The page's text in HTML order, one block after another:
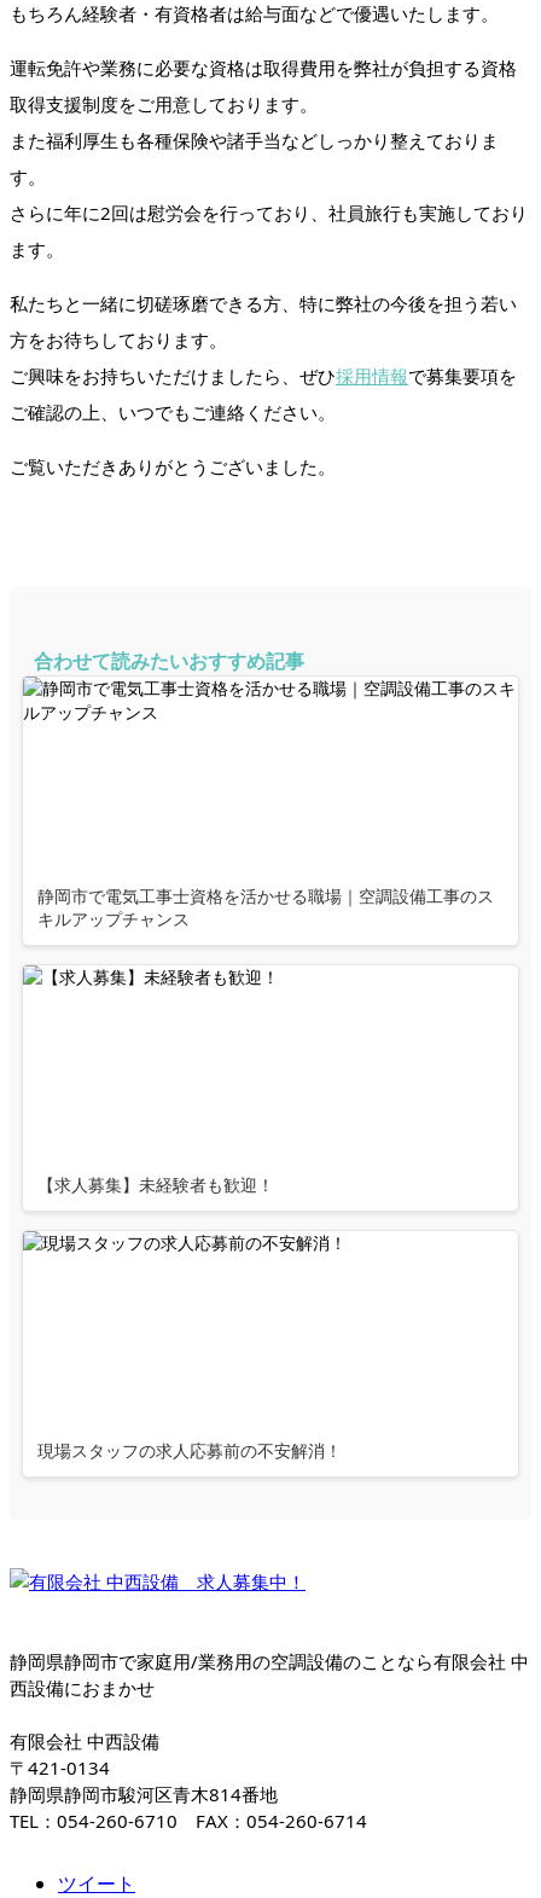
もちろん経験者・有資格者は給与面などで優遇いたします。
運転免許や業務に必要な資格は取得費用を弊社が負担する資格
取得支援制度をご用意しております。
また福利厚生も各種保険や諸手当などしっかり整えておりま
す。
さらに年に2回は慰労会を行っており、社員旅行も実施しており
ます。
私たちと一緒に切磋琢磨できる方、特に弊社の今後を担う若い
方をお待ちしております。
ご興味をお持ちいただけましたら、ぜひ採用情報で募集要項を
ご確認の上、いつでもご連絡ください。
ご覧いただきありがとうございました。
合わせて読みたいおすすめ記事
静岡市で電気工事士資格を活かせる職場｜空調設備工事のス
キルアップチャンス
【求人募集】未経験者も歓迎！
現場スタッフの求人応募前の不安解消！
静岡県静岡市で家庭用/業務用の空調設備のことなら有限会社 中
西設備におまかせ
有限会社 中西設備
〒421-0134
静岡県静岡市駿河区青木814番地
TEL：054-260-6710 FAX：054-260-6714
ツイート